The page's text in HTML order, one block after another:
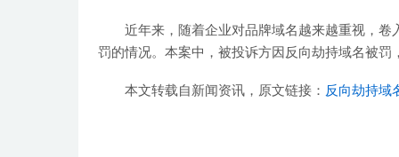
近年来，随着企业对品牌域名越来越重视，
罚的情况。本案中，被投诉方因反向劫持域名被
本文转载自新闻资讯，原文链接： 反向劫持域